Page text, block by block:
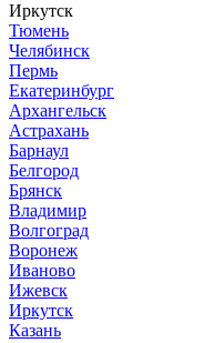
Иркутск
Тюмень
Челябинск
Пермь
Екатеринбург
Архангельск
Астрахань
Барнаул
Белгород
Брянск
Владимир
Волгоград
Воронеж
Иваново
Ижевск
Иркутск
Казань